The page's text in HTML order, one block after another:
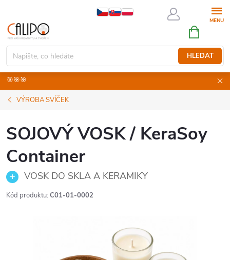
obsah
HLEDAT
NÁKUPNÍ
KOŠÍK
🎯🎯🎯
VÝROBA SVÍČEK
SOJOVÝ VOSK / KeraSoy
Container
VOSK DO SKLA A KERAMIKY
Kód produktu: C01-01-0002